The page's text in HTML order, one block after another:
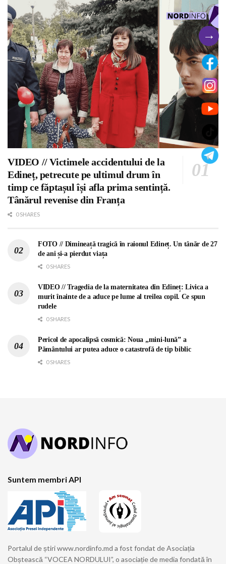
VIDEO // Victimele accidentului de la
Edineț, petrecute pe ultimul drum în
timp ce făptașul își afla prima sentință.
Tânărul revenise din Franța
0 SHARES
FOTO // Dimineață tragică în raionul Edineț. Un tânăr de 27
de ani și-a pierdut viața
0 SHARES
VIDEO // Tragedia de la maternitatea din Edineț: Livica a
murit înainte de a aduce pe lume al treilea copil. Ce spun
rudele
0 SHARES
Pericol de apocalipsă cosmică: Noua „mini-lună” a
Pământului ar putea aduce o catastrofă de tip biblic
0 SHARES
Suntem membri API
Portalul de știri www.nordinfo.md a fost fondat de Asociația
Obștească “VOCEA NORDULUI”, o asociație de media fondată în
→